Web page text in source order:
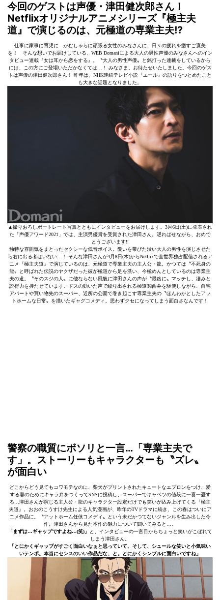
今回のゲストは声優・津田健次郎さん！
Netflixオリジナルアニメシリーズ『極主夫
道』で演じるのは、元極道の専業主夫!?
仕事に家事に育児に…がむしゃらに頑張る女性のみなさんに、日々の疲れを癒すご褒美
を！ そんな想いでお届けしている、WEB Domaniによる大人の男性声優のみなさんへのイン
タビュー連載『女は耳から恋をする』。〝大人の男性声優〟と銘打った連載をしているから
には、この方にご登場いただかなくては…！ みなさま、お待たせいたしました。今回のゲス
トは声優の津田健次郎さん！ 昨年は、NHK連続テレビ小説『エール』の語りをつとめたこと
も大きな話題となりました。
▲撮りおろしポートレート写真とともにインタビューをお届けします。3月6日(土)に発表され
た「声優アワード2021」では、主演男優賞を受賞された津田さん。遅ればせながら、おめで
とうございます!!
独特な雰囲気をまとったセクシーな低音ボイス。憂いを帯びた渋い大人の男性を演じさせた
ら右に出る者はいない…！ そんな津田さんが4月8日(木)からNetflixで全世界独占配信されるア
ニメ『極主夫道』で演じているのは、元極道で専業主夫の主人公・龍。かつては〝不死身の
龍〟と呼ばれた伝説のヤクザだった彼が極道から足を洗い、今極めんとしているのは専業主
夫の道。〝そのスジの人〟に他ならない風貌に津田さんの声が〝最凶に〟マッチし、凄みと
説得力を持たせています。ドスの効いた声で繰り出される極道関西弁を駆使しながら、自宅
アパートや買い物先のスーパー、近所の公園で巻き起こす専業主夫の〝ほんわかとしたアッ
トホームな日常〟を描いたギャグコメディ。思わずクセになってしまう面白さなんです！
警察の職質にボソリと一言…「専業主夫で
す」。ストーリーもキャラクターも〝ズレ〟
が面白い
どこからどう見てもコワモテなのに、柴犬がプリントされたキュートなエプロンをつけ、愛
する妻のためにキャラ弁をつくってSNSに投稿し、スーパーでキャベツの値段に一喜一憂す
る…津田さんが演じる主人公・龍のキャラクター設定だけでも笑いが込み上げてくる『極主
夫道』。おおのこうすけ先生による人気漫画が、昨年のTVドラマに続き、この春はついにア
ニメ作品に。〝アットホーム任侠コメディ〟という未だかつてないジャンルを生み出した今
作。津田さんから見た本作の魅力について聞いてみると…。
「まずは…ギャップですよね…(笑)」
と、インタビューの一言目からちょっと笑いがこぼれて
しまう津田さん。
「とにかくギャップがすごく面白いなぁと思っていて。そして、シュールな笑いと小気味い
いテンポ。本当にセンスのいい作品だな、と。とにかくシンプルに面白いですね」